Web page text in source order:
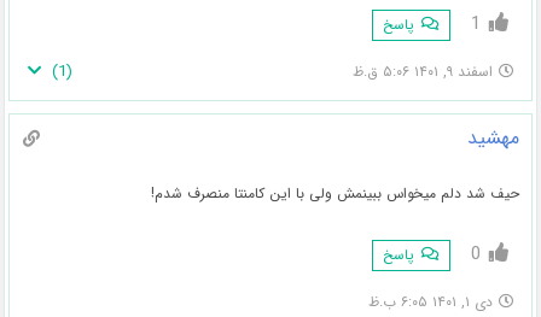
1 پاسخ
اسفند ۹, ۱۴۰۱ ۵:۰۶ ق.ظ (
1
)
مهشید
حیف شد دلم میخواس ببینمش ولی با این کامنتا منصرف شدم!
0 پاسخ
دی ۱, ۱۴۰۱ ۶:۰۵ ب.ظ